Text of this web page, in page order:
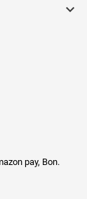

pay, Bon.